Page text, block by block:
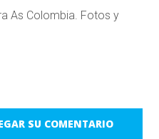
As Colombia. Fotos y
SU COMENTARIO